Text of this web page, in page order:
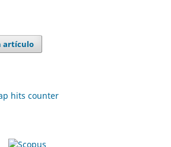
artículo